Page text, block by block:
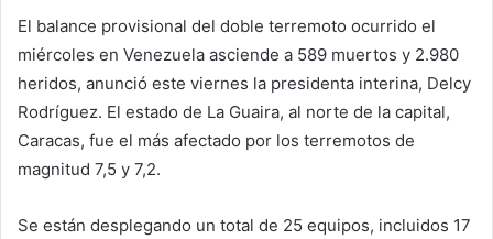
El balance provisional del doble terremoto ocurrido el
miércoles en Venezuela asciende a 589 muertos y 2.980
heridos, anunció este viernes la presidenta interina, Delcy
Rodríguez. El estado de La Guaira, al norte de la capital,
Caracas, fue el más afectado por los terremotos de
magnitud 7,5 y 7,2.
Se están desplegando un total de 25 equipos, incluidos 17